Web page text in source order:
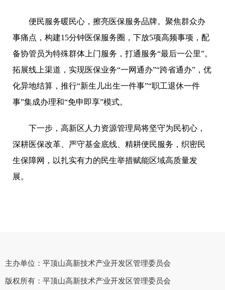
便民服务暖民心，擦亮医保服务品牌。聚焦群众办
事痛点，构建15分钟医保服务圈，下放5项高频事项，配
备协管员为特殊群体上门服务，打通服务“最后一公里”。
拓展线上渠道，实现医保业务“一网通办”“跨省通办”，优
化异地结算，推行“新生儿出生一件事”“职工退休一件
事”集成办理和“免申即享”模式。
下一步，高新区人力资源管理局将坚守为民初心，
深耕医保改革、严守基金底线、精耕便民服务，织密民
生保障网，以扎实有力的民生举措赋能区域高质量发
展。
主办单位：平顶山高新技术产业开发区管理委员会
版权所有：平顶山高新技术产业开发区管理委员会